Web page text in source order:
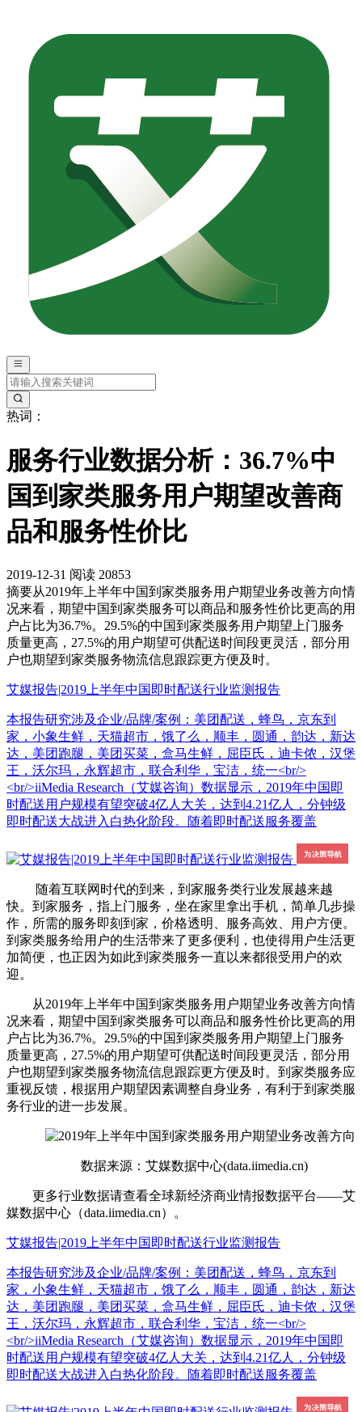
热词：
服务行业数据分析：36.7%中
国到家类服务用户期望改善商
品和服务性价比
2019-12-31 阅读 20853
摘要从2019年上半年中国到家类服务用户期望业务改善方向情
况来看，期望中国到家类服务可以商品和服务性价比更高的用
户占比为36.7%。29.5%的中国到家类服务用户期望上门服务
质量更高，27.5%的用户期望可供配送时间段更灵活，部分用
户也期望到家类服务物流信息跟踪更方便及时。
艾媒报告|2019上半年中国即时配送行业监测报告
本报告研究涉及企业/品牌/案例：美团配送，蜂鸟，京东到
家，小象生鲜，天猫超市，饿了么，顺丰，圆通，韵达，新达
达，美团跑腿，美团买菜，盒马生鲜，屈臣氏，迪卡侬，汉堡
王，沃尔玛，永辉超市，联合利华，宝洁，统一<br/>
<br/>iiMedia Research（艾媒咨询）数据显示，2019年中国即
时配送用户规模有望突破4亿人大关，达到4.21亿人，分钟级
即时配送大战进入白热化阶段。随着即时配送服务覆盖
随着互联网时代的到来，到家服务类行业发展越来越
快。到家服务，指上门服务，坐在家里拿出手机，简单几步操
作，所需的服务即刻到家，价格透明、服务高效、用户方便。
到家类服务给用户的生活带来了更多便利，也使得用户生活更
加简便，也正因为如此到家类服务一直以来都很受用户的欢
迎。
从2019年上半年中国到家类服务用户期望业务改善方向情
况来看，期望中国到家类服务可以商品和服务性价比更高的用
户占比为36.7%。29.5%的中国到家类服务用户期望上门服务
质量更高，27.5%的用户期望可供配送时间段更灵活，部分用
户也期望到家类服务物流信息跟踪更方便及时。到家类服务应
重视反馈，根据用户期望因素调整自身业务，有利于到家类服
务行业的进一步发展。
数据来源：艾媒数据中心(data.iimedia.cn)
更多行业数据请查看全球新经济商业情报数据平台——艾
媒数据中心（data.iimedia.cn）。
艾媒报告|2019上半年中国即时配送行业监测报告
本报告研究涉及企业/品牌/案例：美团配送，蜂鸟，京东到
家，小象生鲜，天猫超市，饿了么，顺丰，圆通，韵达，新达
达，美团跑腿，美团买菜，盒马生鲜，屈臣氏，迪卡侬，汉堡
王，沃尔玛，永辉超市，联合利华，宝洁，统一<br/>
<br/>iiMedia Research（艾媒咨询）数据显示，2019年中国即
时配送用户规模有望突破4亿人大关，达到4.21亿人，分钟级
即时配送大战进入白热化阶段。随着即时配送服务覆盖